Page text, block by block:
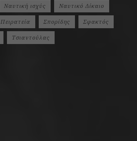
Ναυτική ισχύς Ναυτικό Δίκαιο
Πειρατεία Σπορίδης Σφακτός
Τσιαντούλας